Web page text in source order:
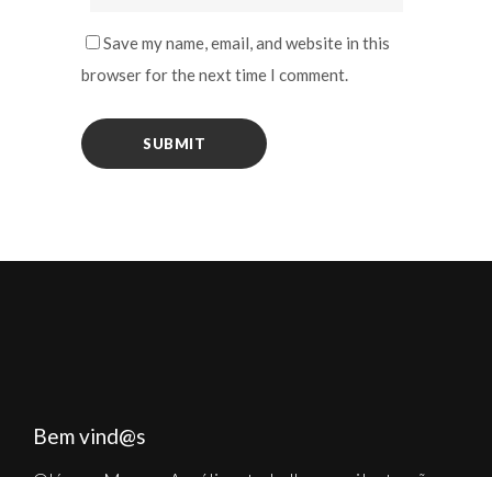
Save my name, email, and website in this
browser for the next time I comment.
Bem vind@s